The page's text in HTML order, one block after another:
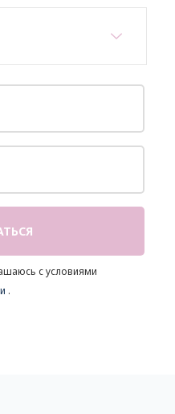
с условиями
.